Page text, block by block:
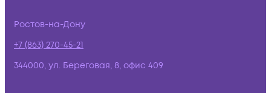
Ростов-на-Дону
+7 (863) 270-45-21
344000, ул. Береговая, 8, офис 409